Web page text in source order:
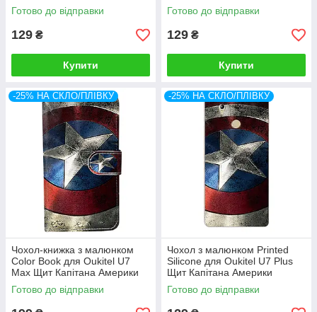
Готово до відправки
129 ₴
Купити
Готово до відправки
129 ₴
Купити
-25% НА СКЛО/ПЛІВКУ
Чохол-книжка з малюнком
Color Book для Oukitel U7
Max Щит Капітана Америки
Готово до відправки
-25% НА СКЛО/ПЛІВКУ
Чохол з малюнком Printed
Silicone для Oukitel U7 Plus
Щит Капітана Америки
Готово до відправки